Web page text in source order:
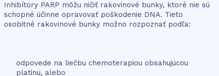
Inhibítory PARP môžu ničiť rakovinové bunky, ktoré nie sú
schopné účinne opravovať poškodenie DNA. Tieto
osobitné rakovinové bunky možno rozpoznať podľa:
odpovede na liečbu chemoterapiou obsahujúcou
platinu, alebo